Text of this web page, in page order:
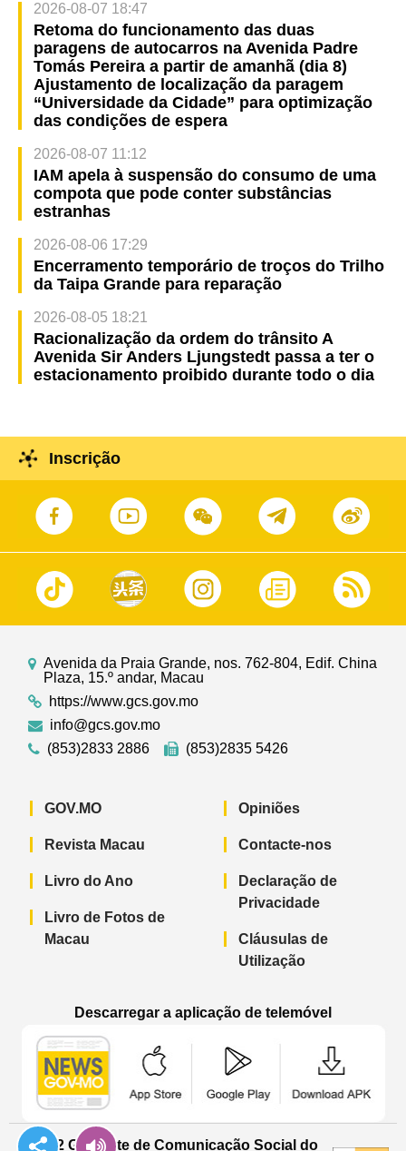
2026-08-07 18:47
Retoma do funcionamento das duas
paragens de autocarros na Avenida Padre
Tomás Pereira a partir de amanhã (dia 8)
Ajustamento de localização da paragem
“Universidade da Cidade” para optimização
das condições de espera
2026-08-07 11:12
IAM apela à suspensão do consumo de uma
compota que pode conter substâncias
estranhas
2026-08-06 17:29
Encerramento temporário de troços do Trilho
da Taipa Grande para reparação
2026-08-05 18:21
Racionalização da ordem do trânsito A
Avenida Sir Anders Ljungstedt passa a ter o
estacionamento proibido durante todo o dia
Inscrição
Avenida da Praia Grande, nos. 762-804, Edif. China
Plaza, 15.º andar, Macau
https://www.gcs.gov.mo
info@gcs.gov.mo
(853)2833 2886
(853)2835 5426
GOV.MO
Revista Macau
Livro do Ano
Livro de Fotos de
Macau
Opiniões
Contacte-nos
Declaração de
Privacidade
Cláusulas de
Utilização
Descarregar a aplicação de telemóvel
© 2022 Gabinete de Comunicação Social do